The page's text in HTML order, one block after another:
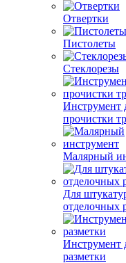
Отвертки
Пистолеты
Стеклорезы
Инструмент
прочистки
Малярный
Для
отделочных
Инструмент
разметки